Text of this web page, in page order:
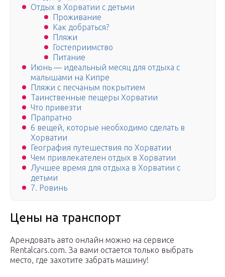
Отдых в Хорватии с детьми
Проживание
Как добраться?
Пляжи
Гостеприимство
Питание
Июнь — идеальный месяц для отдыха с
малышами на Кипре
Пляжи с песчаным покрытием
Таинственные пещеры Хорватии
Что привезти
Прапратно
6 вещей, которые необходимо сделать в
Хорватии
География путешествия по Хорватии
Чем привлекателен отдых в Хорватии
Лучшее время для отдыха в Хорватии с
детьми
7. Ровинь
Цены на транспорт
Арендовать авто онлайн можно на сервисе
Rentalcars.com. За вами остается только выбрать
место, где захотите забрать машину!